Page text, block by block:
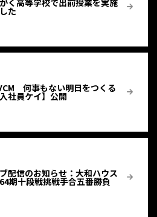
た
何事もない明日をつくる
入社員ケイ】公開
配信のお知らせ：大和ハウス
期十段戦挑戦手合五番勝負